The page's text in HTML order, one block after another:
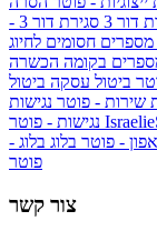
דור 3
סגירת דור 3 -
מספרים חסומים לחיוג
בקומה הכשרה
ביטול עסקה ביטול
שירות - פוטר נגישות
- פוטר בלוג בלוג -
פוטר
צור קשר